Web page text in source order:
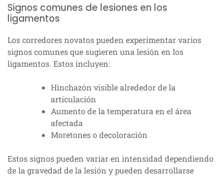
Signos comunes de lesiones en los
ligamentos
Los corredores novatos pueden experimentar varios
signos comunes que sugieren una lesión en los
ligamentos. Estos incluyen:
Hinchazón visible alrededor de la
articulación
Aumento de la temperatura en el área
afectada
Moretones o decoloración
Estos signos pueden variar en intensidad dependiendo
de la gravedad de la lesión y pueden desarrollarse